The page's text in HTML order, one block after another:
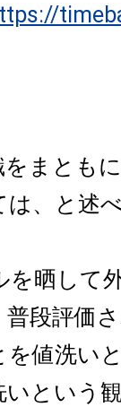
まとも
、と述
晒して
段評価
を値洗い
という